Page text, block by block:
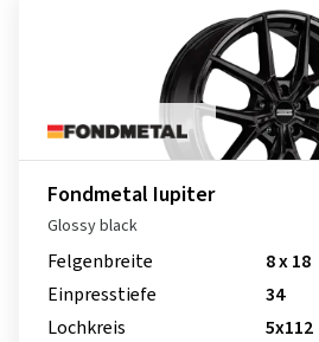
Fondmetal Iupiter
Glossy black
Felgenbreite
8 x 18
Einpresstiefe
34
Lochkreis
5x112